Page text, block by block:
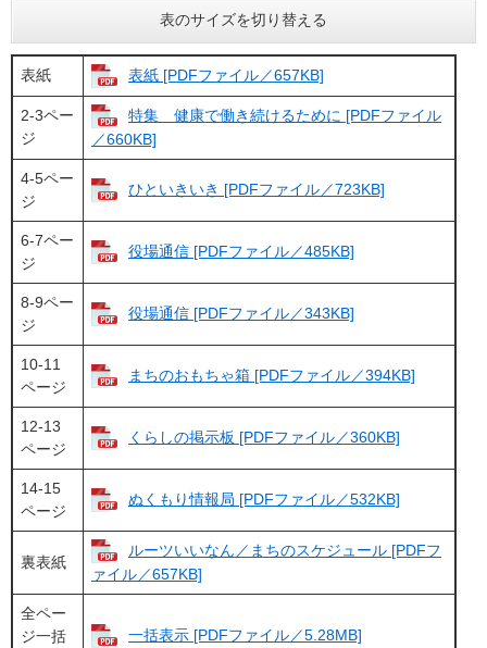
表のサイズを切り替える
表紙 表紙 [PDFファイル／657KB]
2-3ペー
ジ
特集 健康で働き続けるために [PDFファイル
／660KB]
4-5ペー
ジ
ひといきいき [PDFファイル／723KB]
6-7ペー
ジ
役場通信 [PDFファイル／485KB]
8-9ペー
ジ
役場通信 [PDFファイル／343KB]
10-11
ページ
まちのおもちゃ箱 [PDFファイル／394KB]
12-13
ページ
くらしの掲示板 [PDFファイル／360KB]
14-15
ページ
ぬくもり情報局 [PDFファイル／532KB]
裏表紙
ルーツいいなん／まちのスケジュール [PDFフ
ァイル／657KB]
全ペー
ジ一括
一括表示 [PDFファイル／5.28MB]